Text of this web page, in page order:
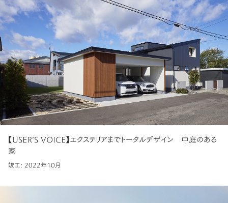
【USER’S VOICE】エクステリアまでトータルデザイン 中庭のある
家
竣工: 2022年10月